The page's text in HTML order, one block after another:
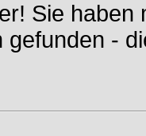
Sie haben
gefunden -